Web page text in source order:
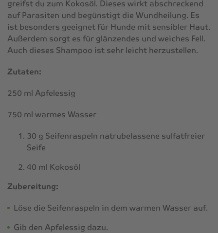
greifst du zum Kokosöl. Dieses wirkt abschreckend
auf Parasiten und begünstigt die Wundheilung. Es
ist besonders geeignet für Hunde mit sensibler Haut.
Außerdem sorgt es für glänzendes und weiches Fell.
Auch dieses Shampoo ist sehr leicht herzustellen.
Zutaten:
250 ml Apfelessig
750 ml warmes Wasser
30 g Seifenraspeln natrubelassene sulfatfreier
Seife
40 ml Kokosöl
Zubereitung:
Löse die Seifenraspeln in dem warmen Wasser auf.
Gib den Apfelessig dazu.